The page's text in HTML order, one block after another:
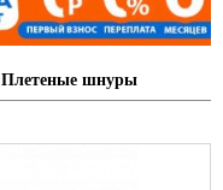
Плетеные шнуры